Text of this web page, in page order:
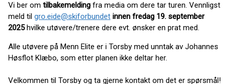
Vi ber om tilbakemelding fra media om dere tar turen. Vennligst
meld til gro.eide@skiforbundet innen fredag 19. september
2025hvilke utøvere/trenere dere evt. ønsker en prat med.
Alle utøvere på Menn Elite er i Torsby med unntak av Johannes
Høsflot Klæbo, som etter planen ikke deltar her.
Velkommen til Torsby og ta gjerne kontakt om det er spørsmål!